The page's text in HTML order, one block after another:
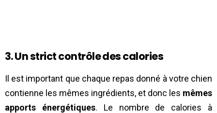
3. Un strict contrôle des calories
Il est important que chaque repas donné à votre chien
contienne les mêmes ingrédients, et donc les mêmes
apports énergétiques. Le nombre de calories à